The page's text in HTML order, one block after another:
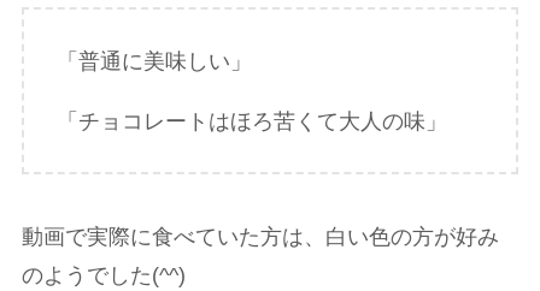
「普通に美味しい」
「チョコレートはほろ苦くて大人の味」
動画で実際に食べていた方は、白い色の方が好み
のようでした(^^)